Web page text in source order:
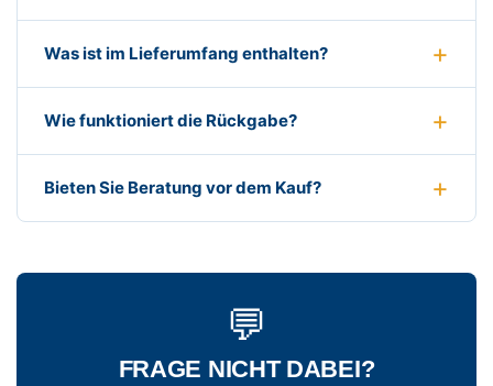
Was ist im Lieferumfang enthalten?
Wie funktioniert die Rückgabe?
Bieten Sie Beratung vor dem Kauf?
💬
FRAGE NICHT DABEI?